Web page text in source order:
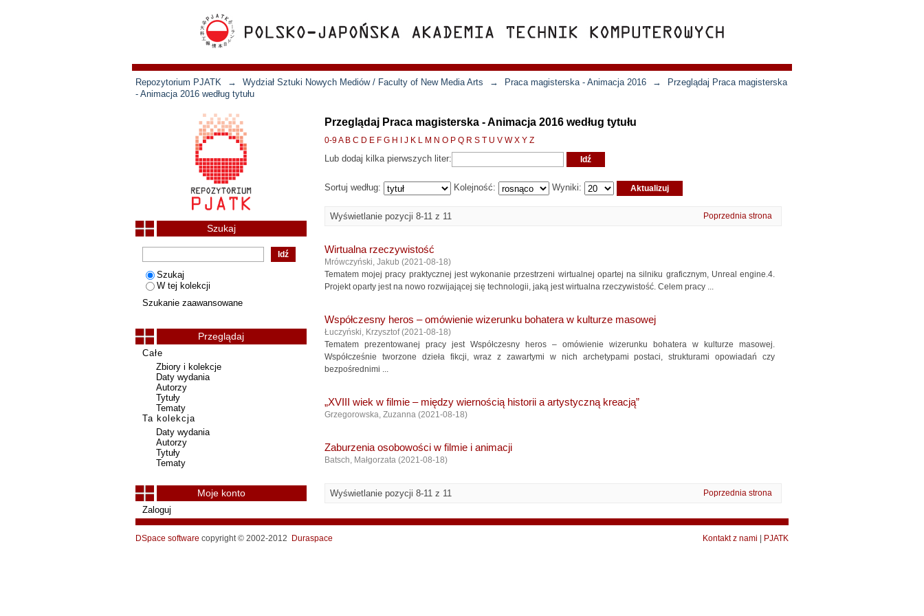
Repozytorium PJATK → Wydział Sztuki Nowych Mediów / Faculty of New Media Arts → Praca magisterska - Animacja 2016 →
Przeglądaj Praca magisterska
- Animacja 2016 według tytułu
Przeglądaj Praca magisterska - Animacja 2016 według tytułu
0-9A B C D E F G H J K L M N O P Q R S T U V W X Y Z
Lub dodaj kilka pierwszych liter:
Sortuj według: Kolejność: Wyniki:
Wyświetlanie pozycji 8-11 z 11 Poprzednia strona
Wirtualna rzeczywistość
Mrówczyński, Jakub (2021-08-18)
Tematem mojej pracy praktycznej jest wykonanie przestrzeni wirtualnej opartej na silniku graficznym, Unreal engine.4.
Projekt oparty jest na nowo rozwijającej się technologii, jaką jest wirtualna rzeczywistość. Celem pracy ...
Współczesny heros – omówienie wizerunku bohatera w kulturze masowej
Łuczyński, Krzysztof (2021-08-18)
Tematem prezentowanej pracy jest Współczesny heros – omówienie wizerunku bohatera w kulturze masowej.
Współcześnie tworzone dzieła fikcji, wraz z zawartymi w nich archetypami postaci, strukturami opowiadań czy
bezpośrednimi ...
„XVIII wiek w filmie – między wiernością historii a artystyczną kreacją”
Grzegorowska, Zuzanna (2021-08-18)
Zaburzenia osobowości w filmie i animacji
Batsch, Małgorzata (2021-08-18)
Wyświetlanie pozycji 8-11 z 11 Poprzednia strona
Szukaj
Szukaj
W tej kolekcji
Szukanie zaawansowane
Przeglądaj
Całe
Zbiory i kolekcje
Daty wydania
Autorzy
Tytuły
Tematy
Ta kolekcja
Daty wydania
Autorzy
Tytuły
Tematy
Moje konto
Zaloguj
DSpace software copyright © 2002-2012 Duraspace Kontakt z nami PJATK